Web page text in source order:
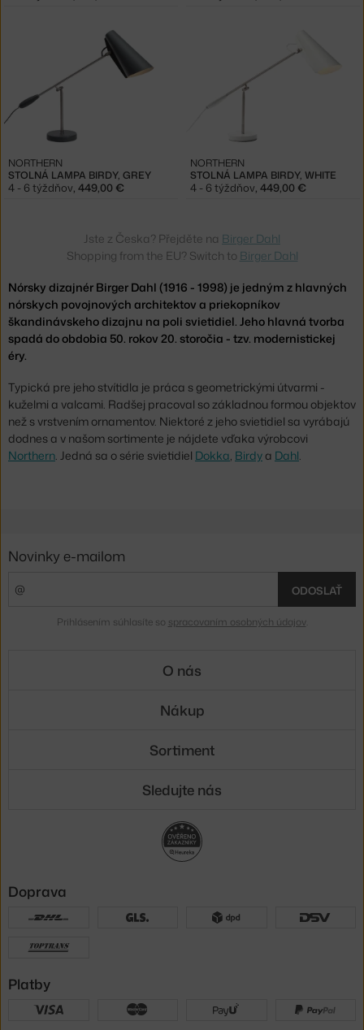
Nórsky dizajnér Birger Dahl (1916 - 1998) je jedným z hlavných
nórskych povojnových architektov a priekopníkov
škandinávskeho dizajnu na poli svietidiel. Jeho hlavná tvorba
spadá do obdobia 50. rokov 20. storočia - tzv. modernistickej
éry.
Typická pre jeho stvítidla je práca s geometrickými útvarmi -
kuželmi a valcami. Radšej pracoval so základnou formou objektov
než s vrstvením ornamentov. Niektoré z jeho svietidiel sa vyrábajú
dodnes a v našom sortimente je nájdete vďaka výrobcovi
Northern. Jedná sa o série svietidiel Dokka, Birdy a Dahl.
STOLNÁ LAMPA BIRDY, GREY
NORTHERN
4 - 6 týždňov, 449,00 €
STOLNÁ LAMPA BIRDY, WHITE
NORTHERN
4 - 6 týždňov, 449,00 €
Jste z Česka? Přejděte na Birger Dahl
Shopping from the EU? Switch to Birger Dahl
Novinky e-mailom
ODOSLAŤ
Prihlásením súhlasíte so spracovaním osobných údajov.
O nás
Nákup
Sortiment
Sledujte nás
Doprava
Platby